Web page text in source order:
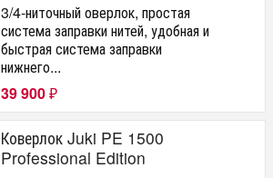
3/4-ниточный оверлок, простая
система заправки нитей, удобная и
быстрая система заправки
нижнего...
39 900 ₽
Коверлок Juki PE 1500
Professional Edition